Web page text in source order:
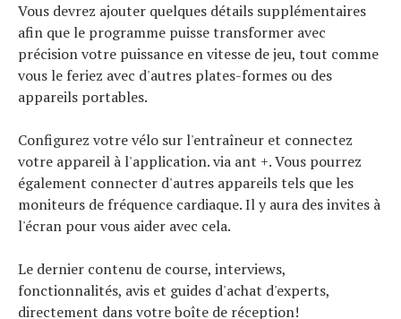
Vous devrez ajouter quelques détails supplémentaires
afin que le programme puisse transformer avec
précision votre puissance en vitesse de jeu, tout comme
vous le feriez avec d'autres plates-formes ou des
appareils portables.
Configurez votre vélo sur l'entraîneur et connectez
votre appareil à l'application. via ant +. Vous pourrez
également connecter d'autres appareils tels que les
moniteurs de fréquence cardiaque. Il y aura des invites à
l'écran pour vous aider avec cela.
Le dernier contenu de course, interviews,
fonctionnalités, avis et guides d'achat d'experts,
directement dans votre boîte de réception!